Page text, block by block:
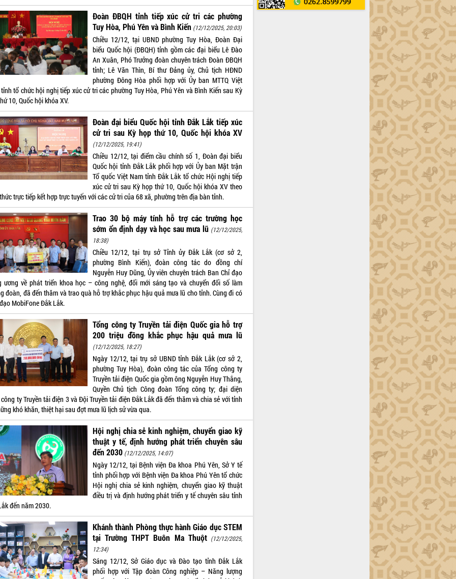
Đoàn ĐBQH tỉnh tiếp xúc cử tri các phường
Tuy Hòa, Phú Yên và Bình Kiến (12/12/2025, 20:03)
Chiều 12/12, tại UBND phường Tuy Hòa, Đoàn Đại
biểu Quốc hội (ĐBQH) tỉnh gồm các đại biểu Lê Đào
An Xuân, Phó Trưởng đoàn chuyên trách Đoàn ĐBQH
tỉnh; Lê Văn Thìn, Bí thư Đảng ủy, Chủ tịch HĐND
phường Đông Hòa phối hợp với Ủy ban MTTQ Việt
tổ chức hội nghị tiếp xúc cử tri các phường Tuy Hòa, Phú Yên và Bình Kiến sau Kỳ
10, Quốc hội khóa XV.
Đoàn đại biểu Quốc hội tỉnh Đắk Lắk tiếp xúc
cử tri sau Kỳ họp thứ 10, Quốc hội khóa XV
(12/12/2025, 19:41)
Chiều 12/12, tại điểm cầu chính số 1, Đoàn đại biểu
Quốc hội tỉnh Đắk Lắk phối hợp với Ủy ban Mặt trận
Tổ quốc Việt Nam tỉnh Đắk Lắk tổ chức Hội nghị tiếp
xúc cử tri sau Kỳ họp thứ 10, Quốc hội khóa XV theo
trực tiếp kết hợp trực tuyến với các cử tri của 68 xã, phường trên địa bàn tỉnh.
Trao 30 bộ máy tính hỗ trợ các trường học
sớm ổn định dạy và học sau mưa lũ (12/12/2025,
18:38)
Chiều 12/12, tại trụ sở Tỉnh ủy Đắk Lắk (cơ sở 2,
phường Bình Kiến), đoàn công tác do đồng chí
Nguyễn Huy Dũng, Ủy viên chuyên trách Ban Chỉ đạo
ương về phát triển khoa học – công nghệ, đổi mới sáng tạo và chuyển đổi số làm
đoàn, đã đến thăm và trao quà hỗ trợ khắc phục hậu quả mưa lũ cho tỉnh. Cùng đi có
MobiFone Đắk Lắk.
Tổng công ty Truyền tải điện Quốc gia hỗ trợ
200 triệu đồng khắc phục hậu quả mưa lũ
(12/12/2025, 18:27)
Ngày 12/12, tại trụ sở UBND tỉnh Đắk Lắk (cơ sở 2,
phường Tuy Hòa), đoàn công tác của Tổng công ty
Truyền tải điện Quốc gia gồm ông Nguyễn Huy Thắng,
Quyền Chủ tịch Công đoàn Tổng công ty; đại diện
ty Truyền tải điện 3 và Đội Truyền tải điện Đắk Lắk đã đến thăm và chia sẻ với tỉnh
khó khăn, thiệt hại sau đợt mưa lũ lịch sử vừa qua.
Hội nghị chia sẻ kinh nghiệm, chuyển giao kỹ
thuật y tế, định hướng phát triển chuyên sâu
đến 2030 (12/12/2025, 14:07)
Ngày 12/12, tại Bệnh viện Đa khoa Phú Yên, Sở Y tế
tỉnh phối hợp với Bệnh viện Đa khoa Phú Yên tổ chức
Hội nghị chia sẻ kinh nghiệm, chuyển giao kỹ thuật
điều trị và định hướng phát triển y tế chuyên sâu tỉnh
đến năm 2030.
Khánh thành Phòng thực hành Giáo dục STEM
tại Trường THPT Buôn Ma Thuột (12/12/2025,
12:34)
Sáng 12/12, Sở Giáo dục và Đào tạo tỉnh Đắk Lắk
phối hợp với Tập đoàn Công nghiệp – Năng lượng